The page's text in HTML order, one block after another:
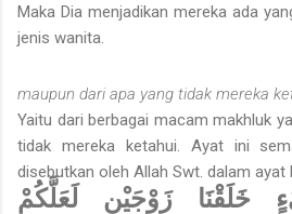
Maka Dia menjadikan mereka ada
jenis wanita.
maupun dari apa yang tidak mereka
Yaitu dari berbagai macam makhluk
tidak mereka ketahui. Ayat ini
disebutkan oleh Allah Swt. dalam ayat
زَوْجَيْنِ لَعَلَّكُمْ